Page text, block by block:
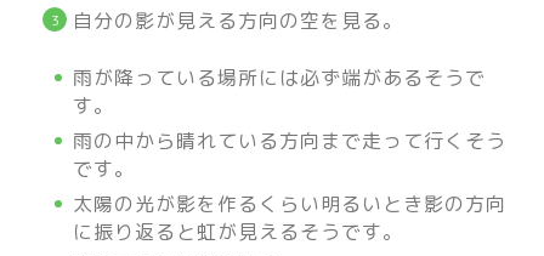
自分の影が見える方向の空を見る。
雨が降っている場所には必ず端があるそうで
す。
雨の中から晴れている方向まで走って行くそう
です。
太陽の光が影を作るくらい明るいとき影の方向
に振り返ると虹が見えるそうです。